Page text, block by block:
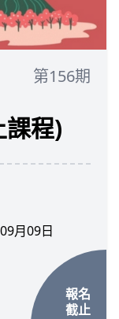
第156期
課程)
月09日
報名
截止